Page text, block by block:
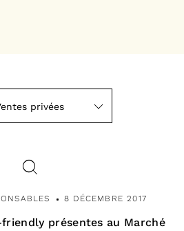
privées
8 DÉCEMBRE 2017
présentes au Marché